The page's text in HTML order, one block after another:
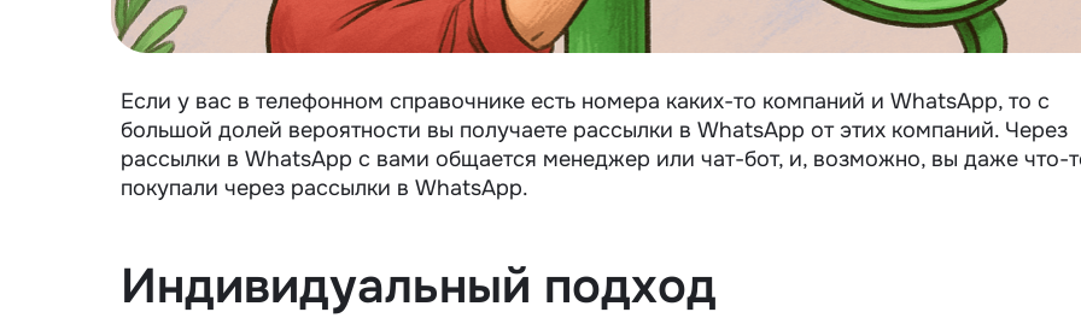
Если у вас в телефонном справочнике есть номера каких-то компаний и WhatsApp, то с
большой долей вероятности вы получаете рассылки в WhatsApp от этих компаний. Через
рассылки в WhatsApp с вами общается менеджер или чат-бот, и, возможно, вы даже что-
покупали через рассылки в WhatsApp.
Индивидуальный подход